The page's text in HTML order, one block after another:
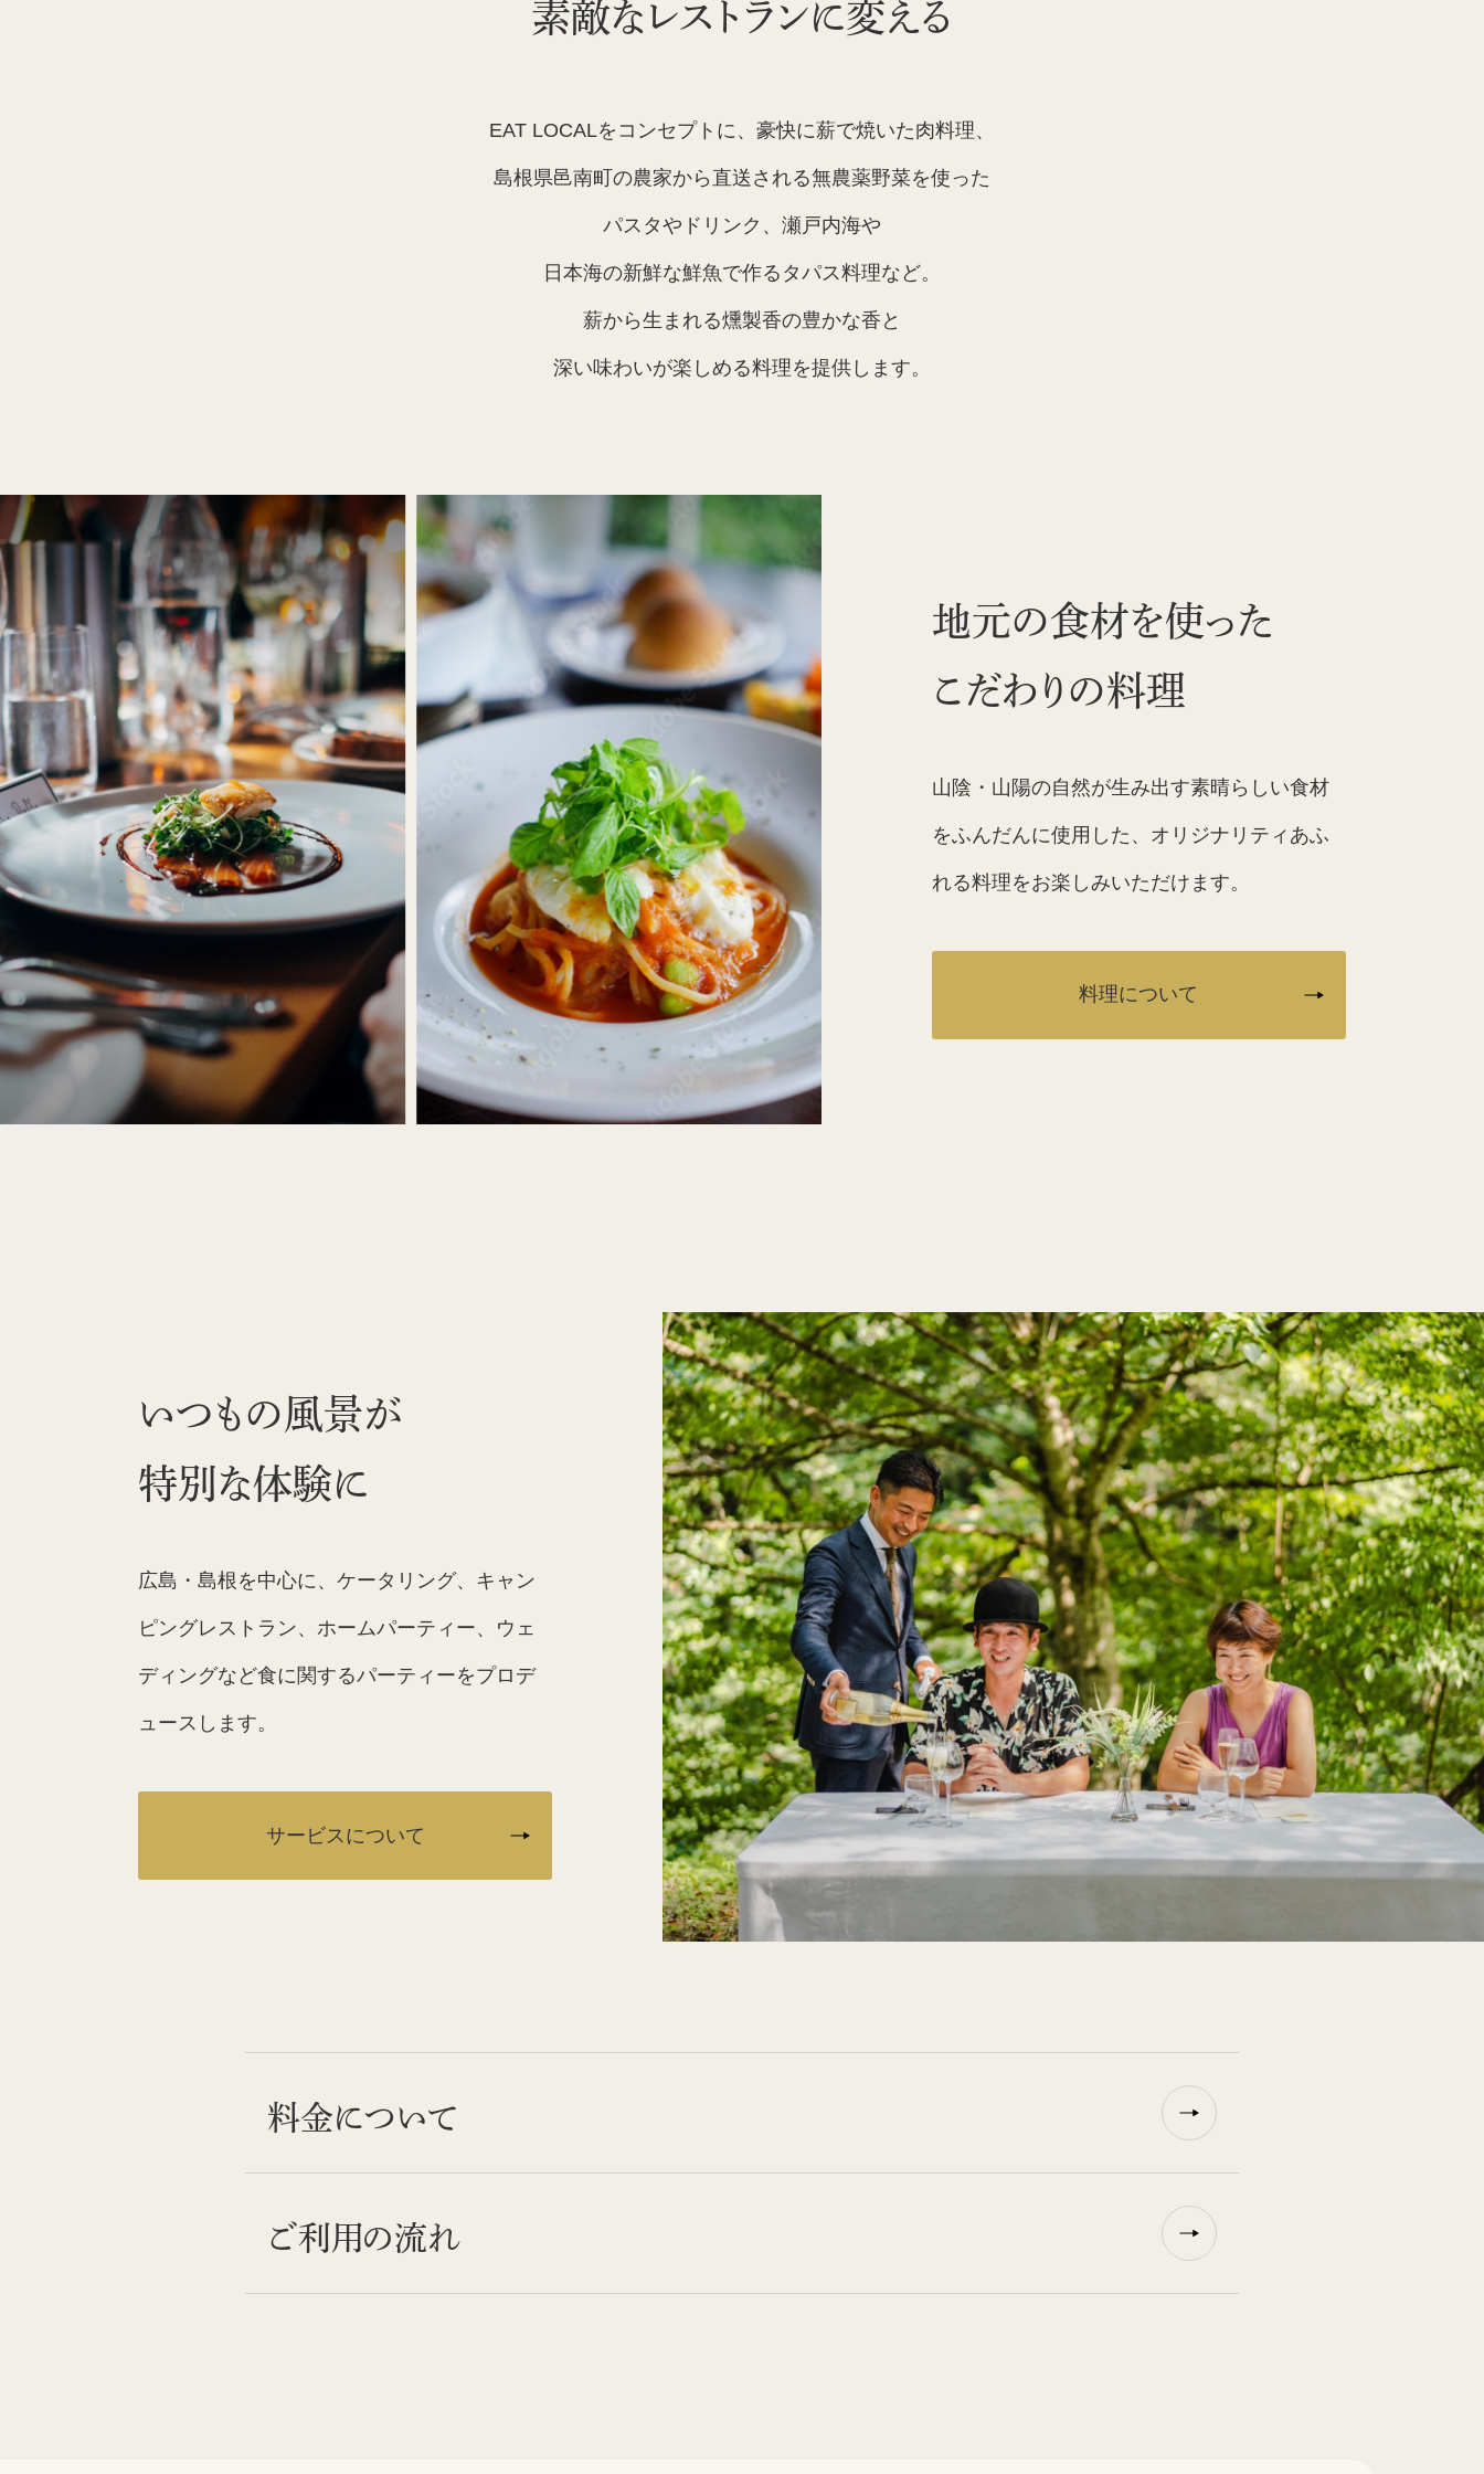
EAT LOCALをコンセプトに、豪快に薪で焼いた肉料理、
島根県邑南町の農家から直送される無農薬野菜を使った
パスタやドリンク、瀬戸内海や
日本海の新鮮な鮮魚で作るタパス料理など。
薪から生まれる燻製香の豊かな香と
深い味わいが楽しめる料理を提供します。
地元の食材を使った
こだわりの料理
山陰・山陽の自然が生み出す素晴らしい食材
をふんだんに使用した、オリジナリティあふ
れる料理をお楽しみいただけます。
料理について
いつもの風景が
特別な体験に
広島・島根を中心に、ケータリング、キャン
ピングレストラン、ホームパーティー、ウェ
ディングなど食に関するパーティーをプロデ
ュースします。
サービスについて
料金について
ご利用の流れ